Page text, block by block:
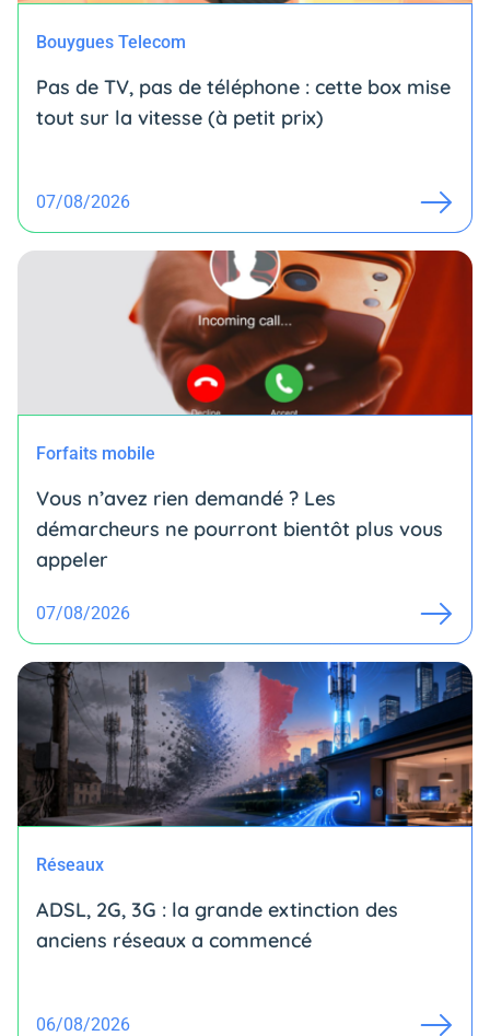
Bouygues Telecom
Pas de TV, pas de téléphone : cette box mise
tout sur la vitesse (à petit prix)
07/08/2026
Forfaits mobile
Vous n’avez rien demandé ? Les
démarcheurs ne pourront bientôt plus vous
appeler
07/08/2026
Réseaux
ADSL, 2G, 3G : la grande extinction des
anciens réseaux a commencé
06/08/2026